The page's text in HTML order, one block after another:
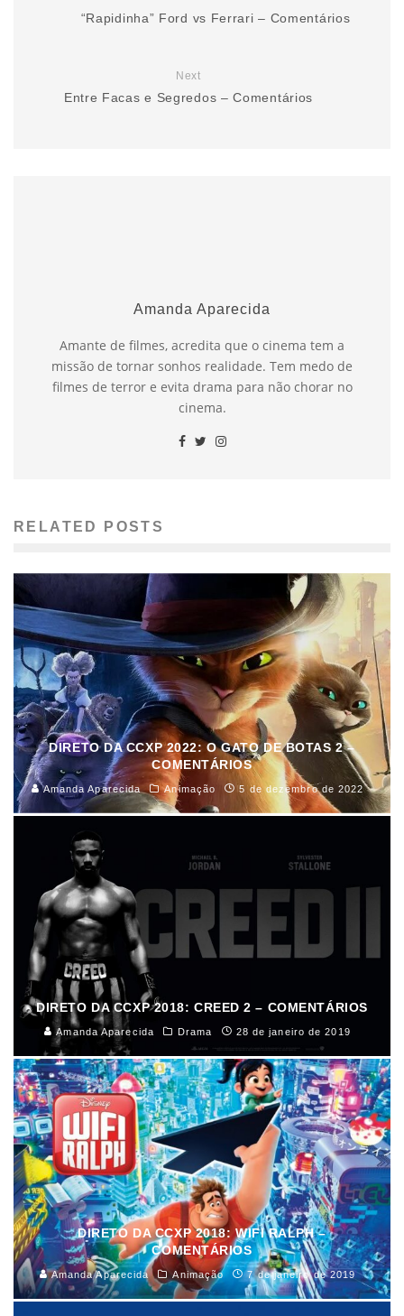
“Rapidinha” Ford vs Ferrari – Comentários
Next
Entre Facas e Segredos – Comentários
Amanda Aparecida
Amante de filmes, acredita que o cinema tem a
missão de tornar sonhos realidade. Tem medo de
filmes de terror e evita drama para não chorar no
cinema.
RELATED POSTS
DIRETO DA CCXP 2022: O GATO DE BOTAS 2 –
COMENTÁRIOS
Amanda Aparecida Animação 5 de dezembro de 2022
DIRETO DA CCXP 2018: CREED 2 – COMENTÁRIOS
Amanda Aparecida Drama 28 de janeiro de 2019
DIRETO DA CCXP 2018: WIFI RALPH –
COMENTÁRIOS
Amanda Aparecida Animação 7 de janeiro de 2019